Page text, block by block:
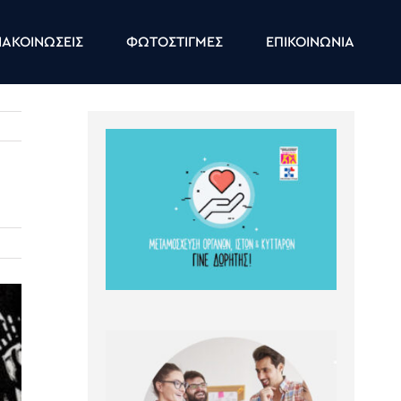
ΦΩΤΟΣΤΙΓΜΕΣ ΕΠΙΚΟΙΝΩΝΙΑ